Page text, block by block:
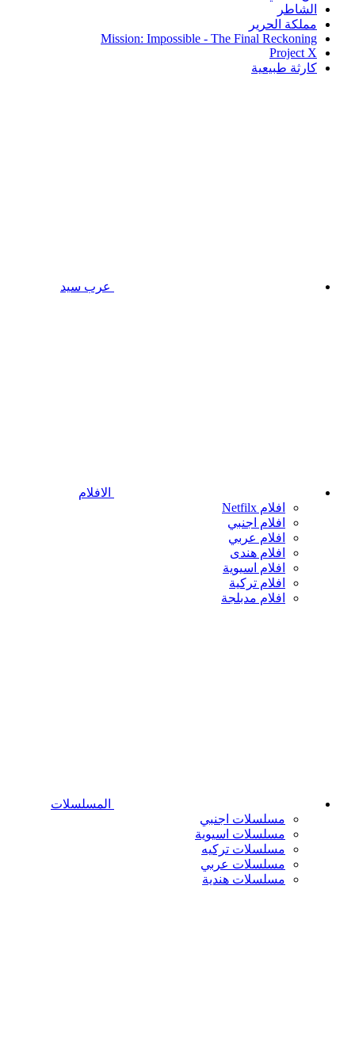
الشاطر
مملكة الحرير
Mission: Impossible - The Final Reckoning
Project X
كارثة طبيعية
عرب سيد
الافلام
افلام Netfilx
افلام اجنبي
افلام عربي
افلام هندى
افلام اسيوية
افلام تركية
افلام مدبلجة
المسلسلات
مسلسلات اجنبي
مسلسلات اسيوية
مسلسلات تركيه
مسلسلات عربي
مسلسلات هندية